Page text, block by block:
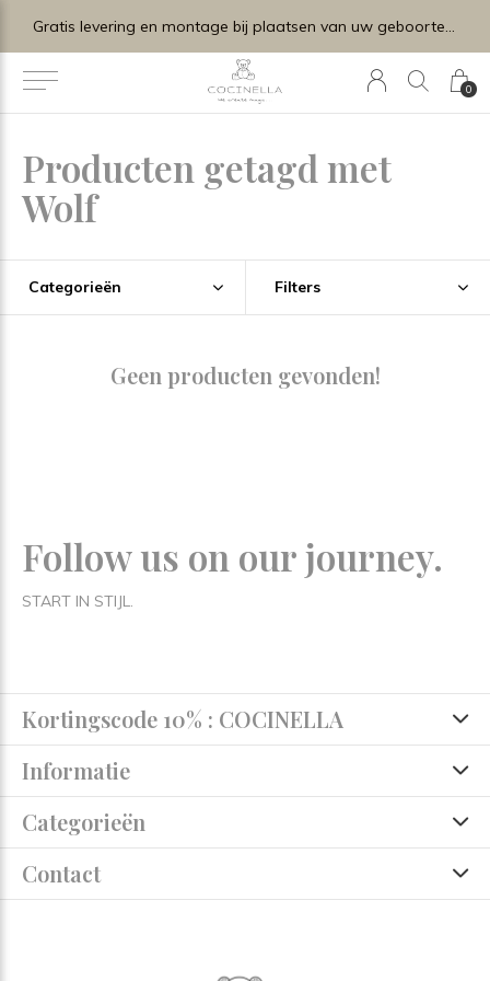
0
Gratis levering en montage bij plaatsen van uw geboortelijstje.
Producten getagd met
Wolf
Categorieën Filters
Geen producten gevonden!
Follow us on our journey.
START IN STIJL.
Kortingscode 10% : COCINELLA
Informatie
Categorieën
Contact